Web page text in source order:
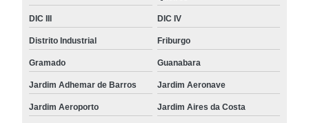
DIC III DIC IV
Distrito Industrial Friburgo
Gramado Guanabara
Jardim Adhemar de Barros Jardim Aeronave
Jardim Aeroporto Jardim Aires da Costa